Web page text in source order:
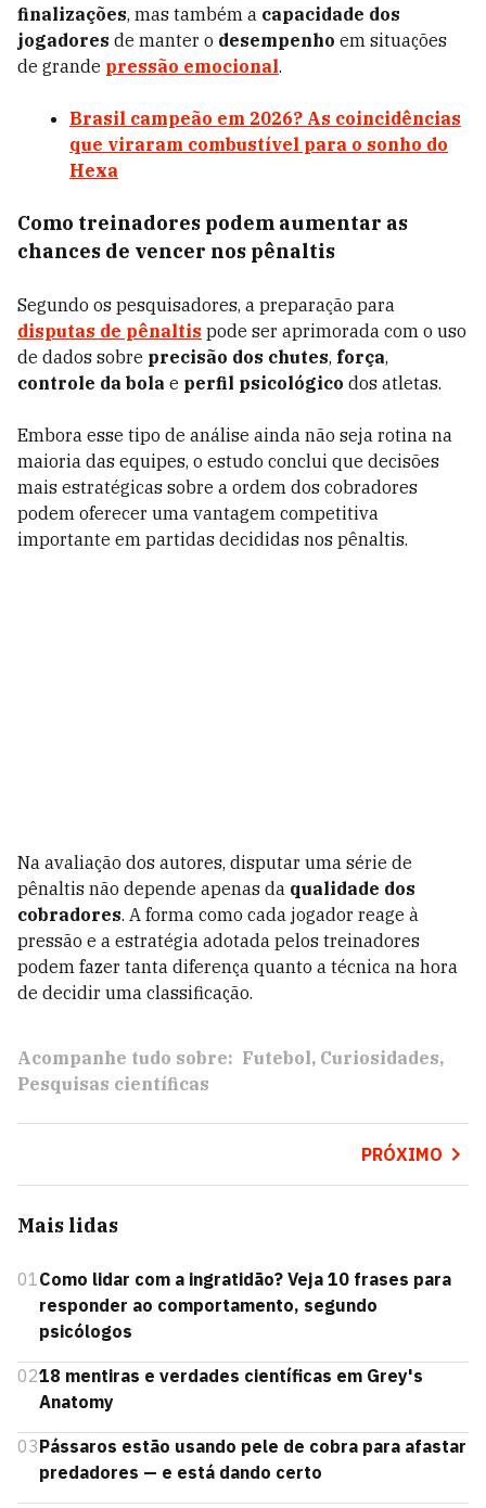
finalizações, mas também a capacidade dos
jogadores de manter o desempenho em situações
de grande pressão emocional.
Brasil campeão em 2026? As coincidências
que viraram combustível para o sonho do
Hexa
Como treinadores podem aumentar as
chances de vencer nos pênaltis
Segundo os pesquisadores, a preparação para
disputas de pênaltis pode ser aprimorada com o uso
de dados sobre precisão dos chutes, força,
controle da bola e perfil psicológico dos atletas.
Embora esse tipo de análise ainda não seja rotina na
maioria das equipes, o estudo conclui que decisões
mais estratégicas sobre a ordem dos cobradores
podem oferecer uma vantagem competitiva
importante em partidas decididas nos pênaltis.
Na avaliação dos autores, disputar uma série de
pênaltis não depende apenas da qualidade dos
cobradores. A forma como cada jogador reage à
pressão e a estratégia adotada pelos treinadores
podem fazer tanta diferença quanto a técnica na hora
de decidir uma classificação.
Acompanhe tudo sobre: Futebol Curiosidades
Pesquisas científicas
PRÓXIMO
Mais lidas
01Como lidar com a ingratidão? Veja 10 frases para
responder ao comportamento, segundo
psicólogos
0218 mentiras e verdades científicas em Grey's
Anatomy
03Pássaros estão usando pele de cobra para afastar
predadores — e está dando certo